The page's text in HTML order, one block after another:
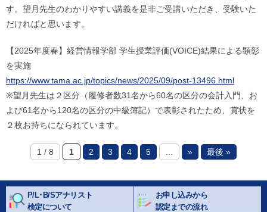
す。望月先生のわかりやすい講義を是非ご受講いただき、受験いた
だければと思います。
【2025年度春】経営情報学部 学生授業評価(VOICE)結果による顕彰
を実施
https://www.tama.ac.jp/topics/news/2025/09/post-13496.html
※望月先生は２区分（履修者数31名から60名の区分の会計入門、お
よび61名から120名の区分の中級簿記）で表彰されたため、賞状を
２枚お持ちになられています。
1 / 8 1 2 3 4 5 ... » 最後 »
P/L･B/Sアナリスト
検定について
お申し込みから
認定までの流れ